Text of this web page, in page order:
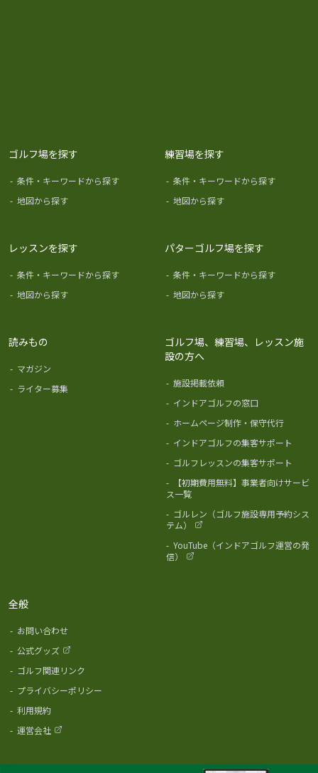
ゴルフ場を探す
- 条件・キーワードから探す
- 地図から探す
練習場を探す
- 条件・キーワードから探す
- 地図から探す
レッスンを探す
- 条件・キーワードから探す
- 地図から探す
パターゴルフ場を探す
- 条件・キーワードから探す
- 地図から探す
読みもの
- マガジン
- ライター募集
ゴルフ場、練習場、レッスン施
設の方へ
- 施設掲載依頼
- インドアゴルフの窓口
- ホームページ制作・保守代行
- インドアゴルフの集客サポート
- ゴルフレッスンの集客サポート
-
【初期費用無料】事業者向けサービ
ス一覧
- ゴルレン（ゴルフ施設専用予約シス
テム）
- YouTube（インドアゴルフ運営の発
信）
全般
- お問い合わせ
- 公式グッズ
- ゴルフ関連リンク
- プライバシーポリシー
- 利用規約
- 運営会社